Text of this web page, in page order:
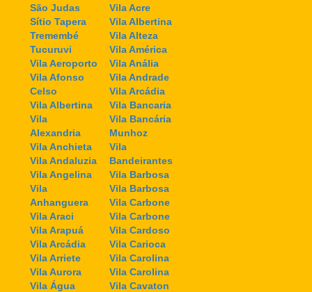
São Judas
Sítio Tapera
Tremembé
Tucuruvi
Vila Aeroporto
Vila Afonso
Celso
Vila Albertina
Vila
Alexandria
Vila Anchieta
Vila Andaluzia
Vila Angelina
Vila
Anhanguera
Vila Araci
Vila Arapuá
Vila Arcádia
Vila Arriete
Vila Aurora
Vila Água
Vila Acre
Vila Albertina
Vila Alteza
Vila América
Vila Anália
Vila Andrade
Vila Arcádia
Vila Bancaria
Vila Bancária
Munhoz
Vila
Bandeirantes
Vila Barbosa
Vila Barbosa
Vila Carbone
Vila Carbone
Vila Cardoso
Vila Carioca
Vila Carolina
Vila Carolina
Vila Cavaton